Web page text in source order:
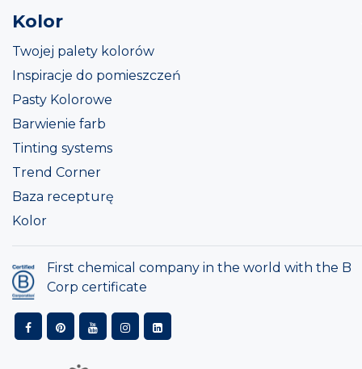
Kolor
Twojej palety kolorów
Inspiracje do pomieszczeń
Pasty Kolorowe
Barwienie farb
Tinting systems
Trend Corner
Baza recepturę
Kolor
First chemical company in the world with the B
Corp certificate